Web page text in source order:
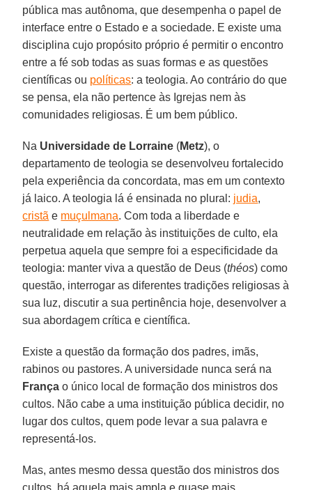
pública mas autônoma, que desempenha o papel de
interface entre o Estado e a sociedade. E existe uma
disciplina cujo propósito próprio é permitir o encontro
entre a fé sob todas as suas formas e as questões
científicas ou políticas: a teologia. Ao contrário do que
se pensa, ela não pertence às Igrejas nem às
comunidades religiosas. É um bem público.
Na Universidade de Lorraine (Metz), o
departamento de teologia se desenvolveu fortalecido
pela experiência da concordata, mas em um contexto
já laico. A teologia lá é ensinada no plural: judia,
cristã e muçulmana. Com toda a liberdade e
neutralidade em relação às instituições de culto, ela
perpetua aquela que sempre foi a especificidade da
teologia: manter viva a questão de Deus (théos) como
questão, interrogar as diferentes tradições religiosas à
sua luz, discutir a sua pertinência hoje, desenvolver a
sua abordagem crítica e científica.
Existe a questão da formação dos padres, imãs,
rabinos ou pastores. A universidade nunca será na
França o único local de formação dos ministros dos
cultos. Não cabe a uma instituição pública decidir, no
lugar dos cultos, quem pode levar a sua palavra e
representá-los.
Mas, antes mesmo dessa questão dos ministros dos
cultos, há aquela mais ampla e quase mais